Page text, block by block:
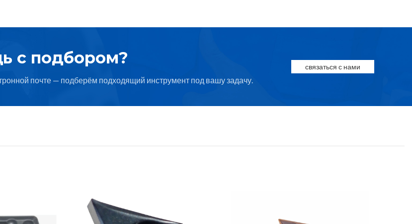
с подбором?
почте — подберём подходящий инструмент под вашу задачу.
связаться с нами